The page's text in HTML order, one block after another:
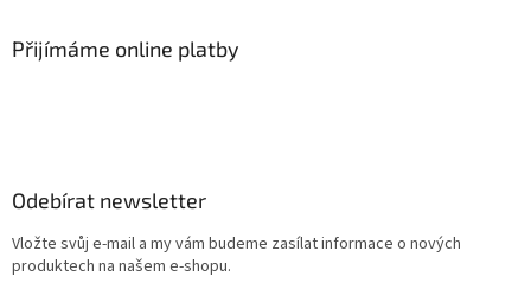
Přijímáme online platby
Odebírat newsletter
Vložte svůj e-mail a my vám budeme zasílat informace o nových
produktech na našem e-shopu.